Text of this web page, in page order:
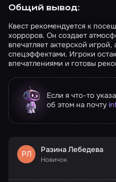
Общий вывод:
Квест рекомендуется к
хорроров. Он создает
впечатляет актерской
спецэффектами. Игроки
впечатлениями и готовы
Если я что-то
об этом на почту
РЛ Разина Лебедева
Новичок